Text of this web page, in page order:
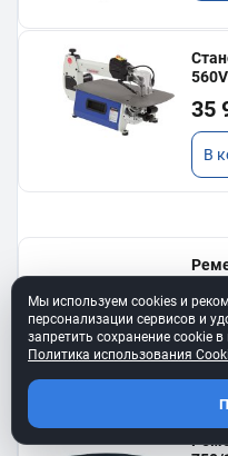
35
В
для
В
Мы используем cookies и
персонализации сервисов и
запретить сохранение cookie
Политика использования